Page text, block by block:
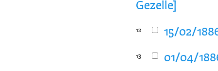
Gezelle]
12 15/02/
13 01/04/